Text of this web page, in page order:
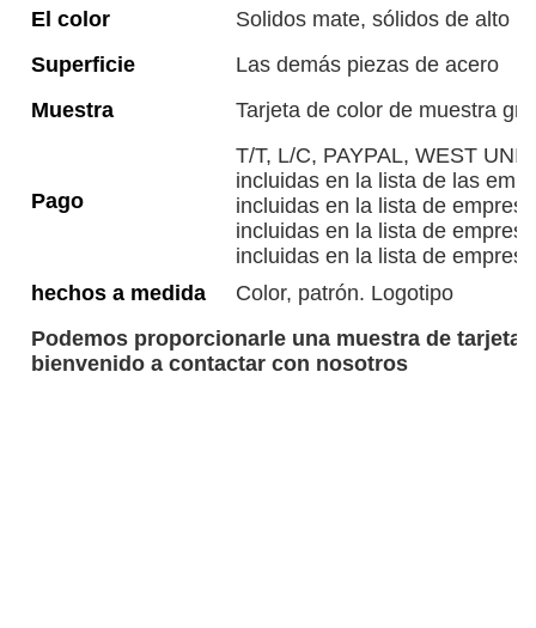
El color
Solidos mate, sólidos de alto
Superficie
Las demás piezas de acero
Muestra
Tarjeta de color de muestra
Pago
T/T, L/C, PAYPAL, WEST
incluidas en la lista de las
incluidas en la lista de
incluidas en la lista de
incluidas en la lista de
hechos a medida
Color, patrón. Logotipo
Podemos proporcionarle una muestra de tarjeta
bienvenido a contactar con nosotros